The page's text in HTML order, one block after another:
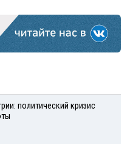
политический кризис